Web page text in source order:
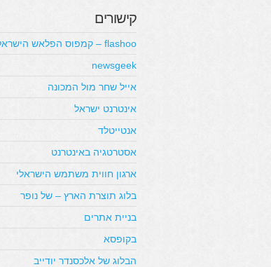
קישורים
flashoo – קמפוס הפלאש הישראלי
newsgeek
אייל שחר מול המכונה
אינטרנט ישראל
אנטייטלד
אסטרטגיה באינטרנט
ארגון חווית משתמש הישראלי
בלוג תוצרת הארץ – של נופר
בניית אתרים
בקופסא
הבלוג של אלכסנדר יודייב